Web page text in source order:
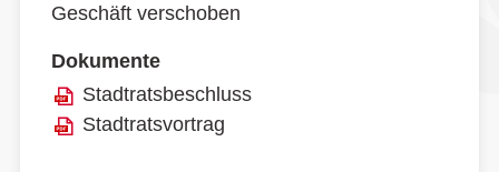
Geschäft verschoben
Dokumente
Stadtratsbeschluss
Stadtratsvortrag